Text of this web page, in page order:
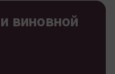
виновной